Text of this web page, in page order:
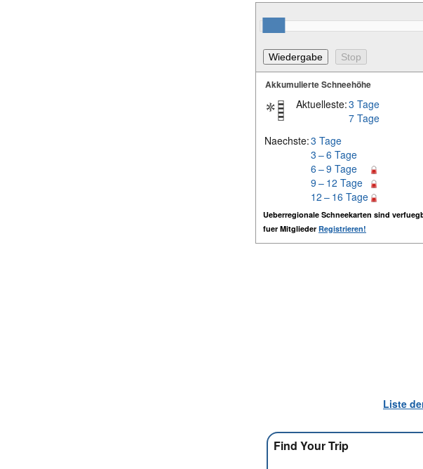
Akkumulierte Schneehöhe
Aktuelleste:3 Tage
7 Tage
Naechste:3 Tage
3 – 6 Tage
6 – 9 Tage
9 – 12 Tage
12 – 16 Tage
Ueberregionale Schneekarten sind
fuer Mitglieder Registrieren!
Liste
Find Your Trip